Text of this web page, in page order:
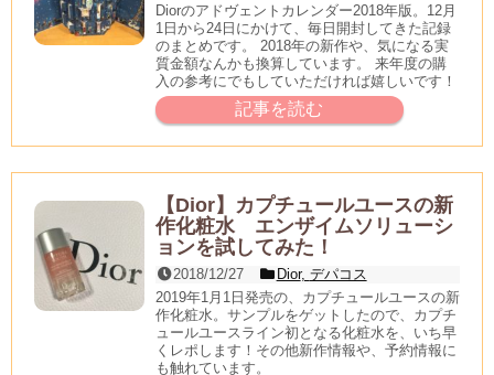
Diorのアドヴェントカレンダー2018年版。12月
1日から24日にかけて、毎日開封してきた記録
のまとめです。 2018年の新作や、気になる実
質金額なんかも換算しています。 来年度の購
入の参考にでもしていただければ嬉しいです！
記事を読む
【Dior】カプチュールユースの新
作化粧水 エンザイムソリューシ
ョンを試してみた！
2018/12/27 Dior, デパコス
2019年1月1日発売の、カプチュールユースの新
作化粧水。サンプルをゲットしたので、カプチ
ュールユースライン初となる化粧水を、いち早
くレポします！その他新作情報や、予約情報に
も触れています。